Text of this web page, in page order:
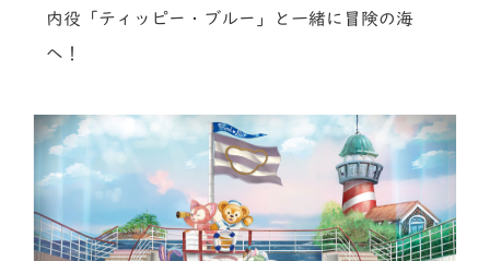
内役「ティッピー・ブルー」と一緒に冒険の海
へ！